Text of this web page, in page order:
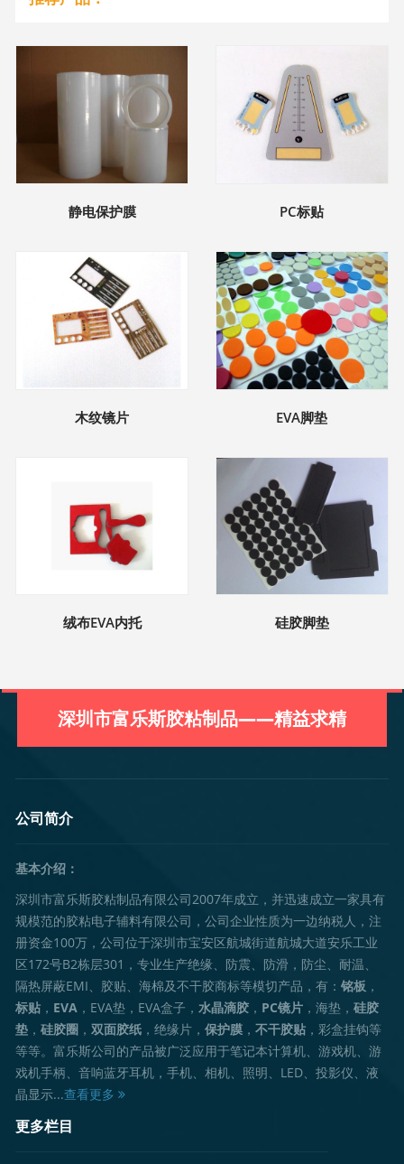
静电保护膜 PC标贴
木纹镜片 EVA脚垫
绒布EVA内托 硅胶脚垫
深圳市富乐斯胶粘制品——精益求精
公司简介
基本介绍：
深圳市富乐斯胶粘制品有限公司2007年成立，并迅速成立一家具有
规模范的胶粘电子辅料有限公司，公司企业性质为一边纳税人，注
册资金100万，公司位于深圳市宝安区航城街道航城大道安乐工业
区172号B2栋层301，专业生产绝缘、防震、防滑，防尘、耐温、
隔热屏蔽EMI、胶贴、海棉及不干胶商标等模切产品，有：铭板 ，
标贴 ， EVA ，EVA垫，EVA盒子，水晶滴胶 ， PC镜片 ，海垫，硅胶
垫 ，硅胶圈 ，双面胶纸 ，绝缘片，保护膜 ，不干胶贴 ，彩盒挂钩等
等等。富乐斯公司的产品被广泛应用于笔记本计算机、游戏机、游
戏机手柄、音响蓝牙耳机，手机、相机、照明、LED、投影仪、液
晶显示...查看更多
更多栏目